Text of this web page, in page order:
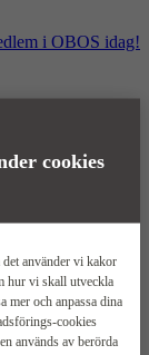
cookies
använder vi kakor
hur vi skall utveckla
mer och anpassa dina
cookies
används av berörda
i OBOS idag!